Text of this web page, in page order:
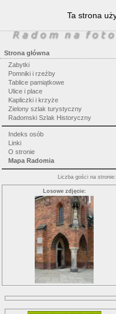
Strona główna
Zabytki
Pomniki i rzeźby
Tablice pamiątkowe
Ulice i place
Kapliczki i krzyże
Zielony szlak turystyczny
Radomski Szlak Historyczny
Indeks osób
Linki
O stronie
Mapa Radomia
Liczba gości na
Losowe zdjęcie:
Ta strona